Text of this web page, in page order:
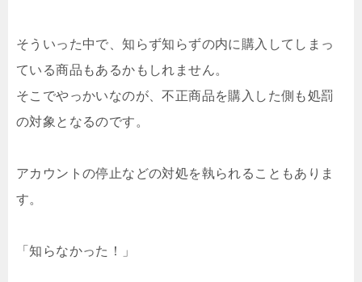
そういった中で、知らず知らずの内に購入してしまっ
ている商品もあるかもしれません。
そこでやっかいなのが、不正商品を購入した側も処罰
の対象となるのです。
アカウントの停止などの対処を執られることもありま
す。
「知らなかった！」